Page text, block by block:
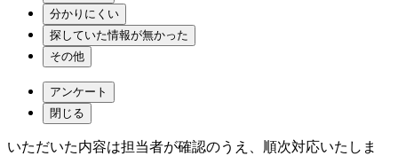
分かりにくい
探していた情報が無かった
その他
アンケート
閉じる
いただいた内容は担当者が確認のうえ、順次対応いたしま